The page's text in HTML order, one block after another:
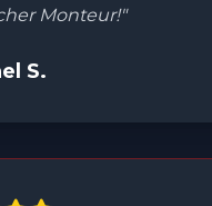
Monteur!"
S.